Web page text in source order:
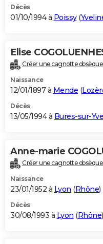
Décès
01/10/1994 à Poissy(
Elise
Créer une cagnotte
Naissance
12/01/1897 à Mende (
Décès
13/05/1994 à Bures-sur-
Anne-marie
Créer une cagnotte
Naissance
23/01/1952 à Lyon (Rhône)
Décès
30/08/1993 à Lyon (Rhône)